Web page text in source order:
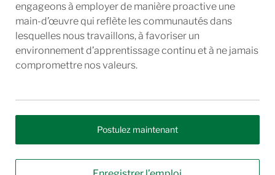
engageons à employer de manière proactive une
main-d’œuvre qui reflète les communautés dans
lesquelles nous travaillons, à favoriser un
environnement d’apprentissage continu et à ne jamais
compromettre nos valeurs.
Postulez maintenant